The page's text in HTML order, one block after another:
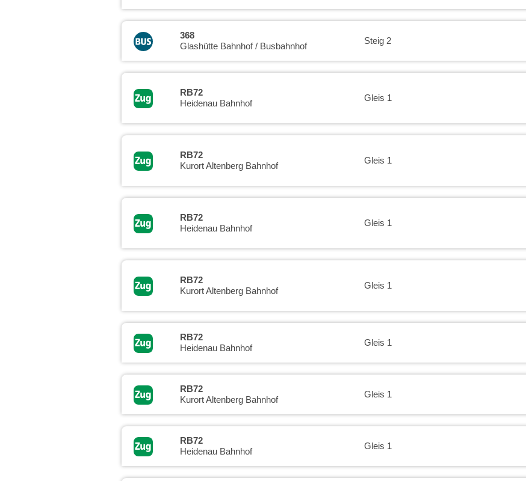
368
Glashütte Bahnhof / Busbahnhof
Steig 2
RB72
Heidenau Bahnhof
Gleis 1
RB72
Kurort Altenberg Bahnhof
Gleis 1
RB72
Heidenau Bahnhof
Gleis 1
RB72
Kurort Altenberg Bahnhof
Gleis 1
RB72
Heidenau Bahnhof
Gleis 1
RB72
Kurort Altenberg Bahnhof
Gleis 1
RB72
Heidenau Bahnhof
Gleis 1